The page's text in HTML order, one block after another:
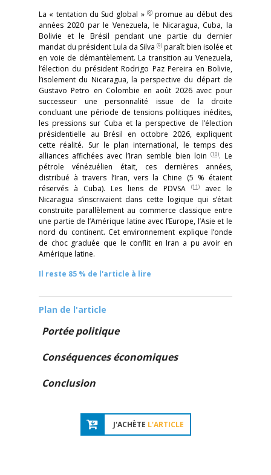
La « tentation du Sud global » (8)promue au début des
années 2020 par le Venezuela, le Nicaragua, Cuba, la
Bolivie et le Brésil pendant une partie du dernier
mandat du président Lula da Silva (9) paraît bien isolée et
en voie de démantèlement. La transition au Venezuela,
l’élection du président Rodrigo Paz Pereira en Bolivie,
l’isolement du Nicaragua, la perspective du départ de
Gustavo Petro en Colombie en août 2026 avec pour
successeur une personnalité issue de la droite
concluant une période de tensions politiques inédites,
les pressions sur Cuba et la perspective de l’élection
présidentielle au Brésil en octobre 2026, expliquent
cette réalité. Sur le plan international, le temps des
alliances affichées avec l’Iran semble bien loin (10). Le
pétrole vénézuélien était, ces dernières années,
distribué à travers l’Iran, vers la Chine (5 % étaient
réservés à Cuba). Les liens de PDVSA
(11)
avec le
Nicaragua s’inscrivaient dans cette logique qui s’était
construite parallèlement au commerce classique entre
une partie de l’Amérique latine avec l’Europe, l’Asie et le
nord du continent. Cet environnement explique l’onde
de choc graduée que le conflit en Iran a pu avoir en
Amérique latine.
Il reste 85 % de l'article à lire
Plan de l'article
Portée politique
Conséquences économiques
Conclusion
J'ACHÈTE L'ARTICLE